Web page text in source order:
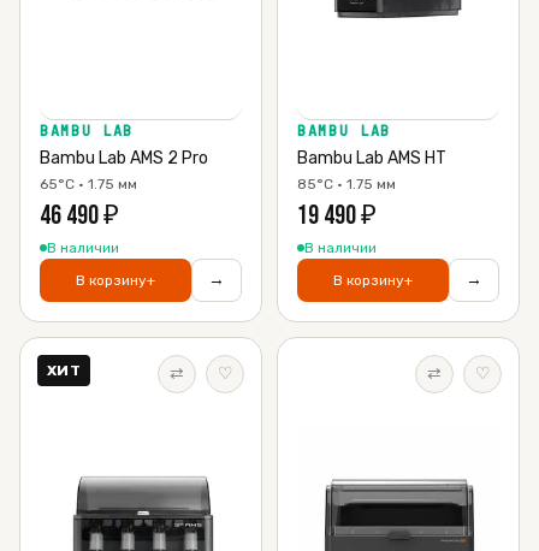
BAMBU LAB
Bambu Lab AMS 2 Pro
65°C · 1.75 мм
46 490₽
В наличии
В корзину+ →
BAMBU LAB
Bambu Lab AMS HT
85°C · 1.75 мм
19 490₽
В наличии
В корзину+ →
ХИТ ⇄ ♡ ⇄ ♡